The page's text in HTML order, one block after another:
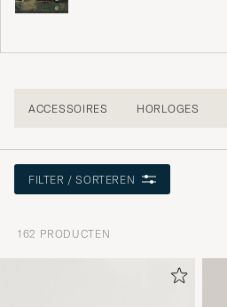
ACCESSOIRES HORLOGES
FILTER / SORTEREN
162 PRODUCTEN